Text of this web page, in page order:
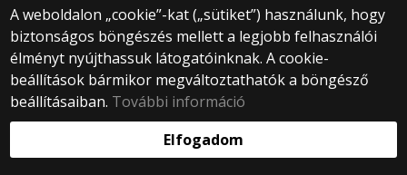
A weboldalon „cookie”-kat („sütiket”) használunk, hogy
biztonságos böngészés mellett a legjobb felhasználói
élményt nyújthassuk látogatóinknak. A cookie-
beállítások bármikor megváltoztathatók a böngésző
beállításaiban. További információ
Elfogadom